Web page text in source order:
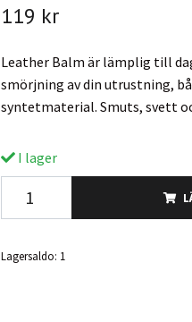
119 kr
Leather Balm är lämplig till
smörjning av din utrustning,
syntetmaterial. Smuts, svett
I lager
Lagersaldo: 1